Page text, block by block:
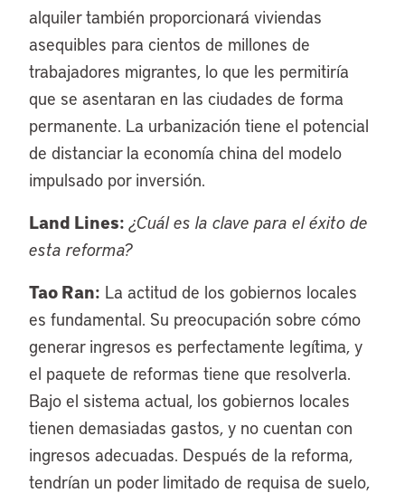
alquiler también proporcionará viviendas
asequibles para cientos de millones de
trabajadores migrantes, lo que les permitiría
que se asentaran en las ciudades de forma
permanente. La urbanización tiene el potencial
de distanciar la economía china del modelo
impulsado por inversión.
Land Lines: ¿Cuál es la clave para el éxito de
esta reforma?
Tao Ran: La actitud de los gobiernos locales
es fundamental. Su preocupación sobre cómo
generar ingresos es perfectamente legítima, y
el paquete de reformas tiene que resolverla.
Bajo el sistema actual, los gobiernos locales
tienen demasiadas gastos, y no cuentan con
ingresos adecuadas. Después de la reforma,
tendrían un poder limitado de requisa de suelo,